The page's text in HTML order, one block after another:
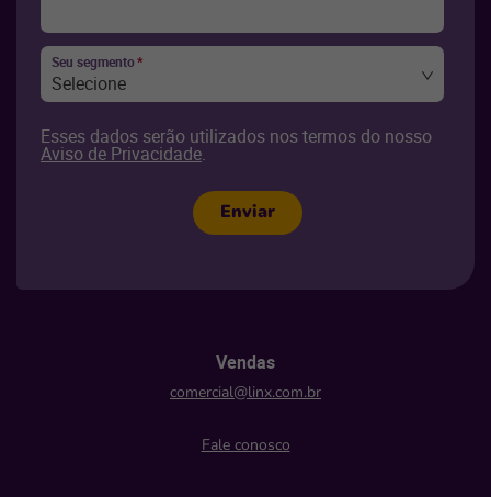
Seu segmento*
Selecione
Esses dados serão utilizados nos termos do nosso
Aviso de Privacidade.
Enviar
Vendas
comercial@linx.com.br
Fale conosco